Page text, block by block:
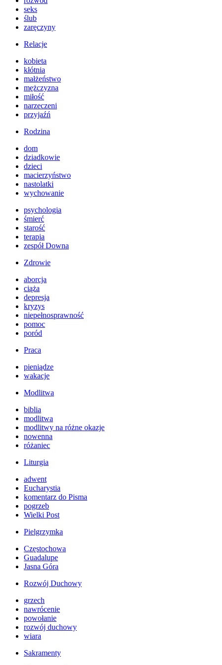
seks
ślub
zaręczyny
Relacje
kobieta
kłótnia
małżeństwo
mężczyzna
miłość
narzeczeni
przyjaźń
Rodzina
dom
dziadkowie
dzieci
macierzyństwo
nastolatki
wychowanie
psychologia
śmierć
starość
terapia
zespół Downa
Zdrowie
aborcja
ciąża
depresja
kryzys
niepełnosprawność
pomoc
poród
Praca
pieniądze
wakacje
Modlitwa
biblia
modlitwa
modlitwy na różne okazje
nowenna
różaniec
Liturgia
adwent
Eucharystia
komentarz do Pisma
pogrzeb
Wielki Post
Pielgrzymka
Częstochowa
Guadalupe
Jasna Góra
Rozwój Duchowy
grzech
nawrócenie
powołanie
rozwój duchowy
wiara
Sakramenty